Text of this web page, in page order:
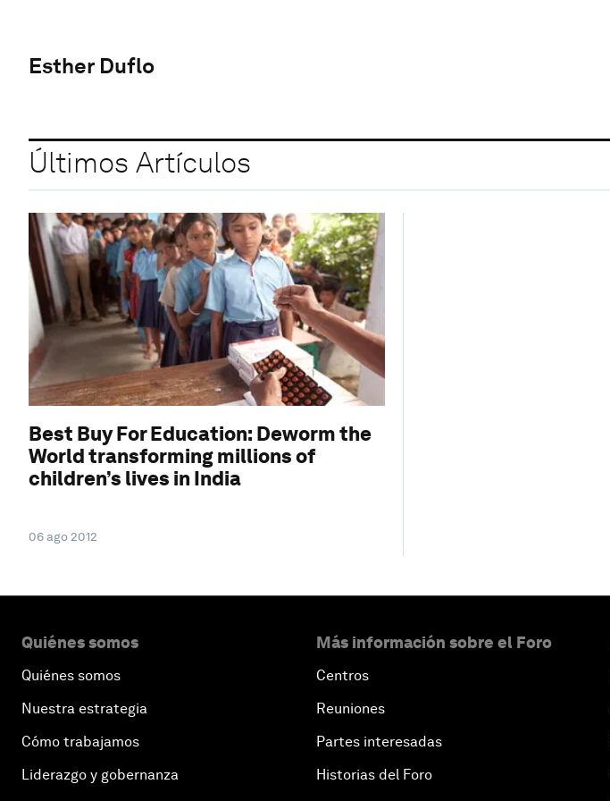
Esther Duflo
Últimos Artículos
Best Buy For Education: Deworm the
World transforming millions of
children’s lives in India
06 ago 2012
Quiénes somos
Quiénes somos
Nuestra estrategia
Cómo trabajamos
Liderazgo y gobernanza
Más información sobre el Foro
Centros
Reuniones
Partes interesadas
Historias del Foro